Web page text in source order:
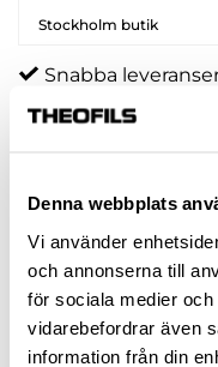
Denna webbplats
Vi använder
och annonserna till
för sociala medier
vidarebefordrar även
information från din
Stockholm butik
Snabba
Hämta i butik
BESKRIVNING & FILER
FRÅGA OM PRODUKT
RECENSIONER